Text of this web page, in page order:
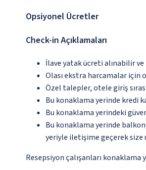
Opsiyonel Ücretler
Check-in Açıklamaları
İlave yatak ücreti alınabilir
Olası ekstra harcamalar
Özel talepler, otele giriş
Bu konaklama yerinde kredi
Bu konaklama yerindeki
Bu konaklama yerinde
yeriyle iletişime geçerek size
Resepsiyon çalışanları